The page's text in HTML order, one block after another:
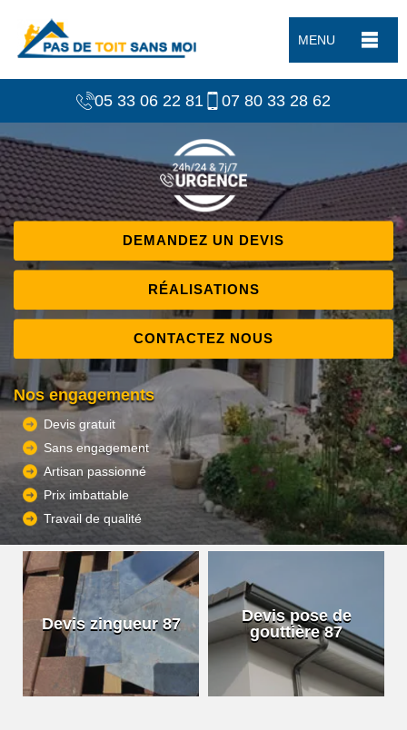
MENU
05 33 06 22 81 07 80 33 28 62
DEMANDEZ UN DEVIS
RÉALISATIONS
CONTACTEZ NOUS
Nos engagements
Devis gratuit
Sans engagement
Artisan passionné
Prix imbattable
Travail de qualité
Devis zingueur 87
Devis pose de
gouttière 87